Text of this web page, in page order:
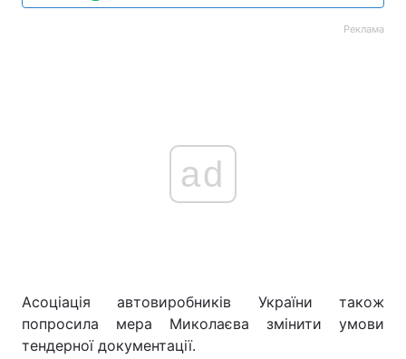
Реклама
ad
Асоціація автовиробників України також
попросила мера Миколаєва змінити умови
тендерної документації.